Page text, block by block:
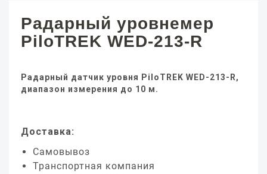
Радарный уровнемер
PiloTREK WED-213-R
Радарный датчик уровня PiloTREK WED-213-R,
диапазон измерения до 10 м.
Доставка:
Самовывоз
Транспортная компания